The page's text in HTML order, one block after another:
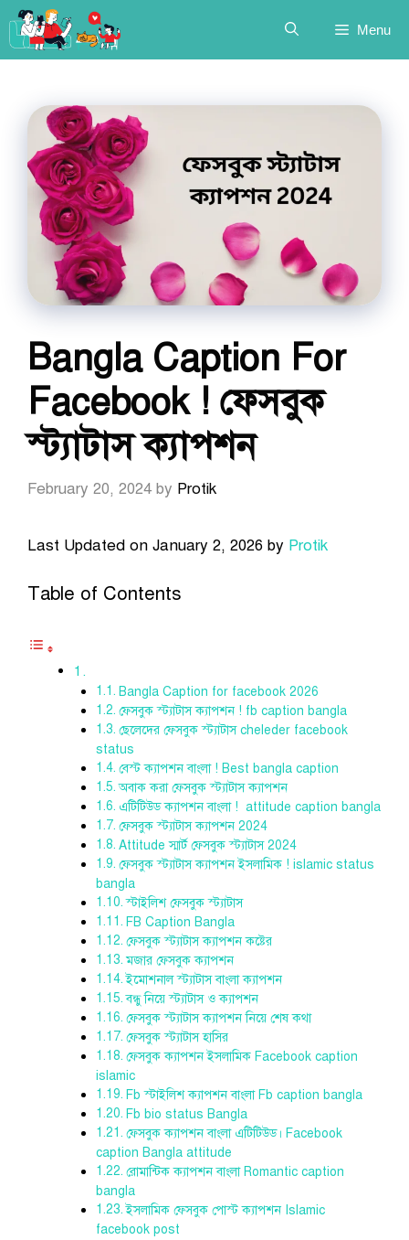
Skip
content
Menu
Bangla Caption For
Facebook ! ফেসবুক
স্ট্যাটাস ক্যাপশন
February 20, 2024 by Protik
Last Updated on January 2, 2026 by Protik
Table of Contents
Bangla Caption for facebook 2026
ফেসবুক স্ট্যাটাস ক্যাপশন ! fb caption bangla
ছেলেদের ফেসবুক স্ট্যাটাস cheleder facebook
status
বেস্ট ক্যাপশন বাংলা ! Best bangla caption
অবাক করা ফেসবুক স্ট্যাটাস ক্যাপশন
এটিটিউড ক্যাপশন বাংলা ! attitude caption bangla
ফেসবুক স্ট্যাটাস ক্যাপশন 2024
Attitude স্মার্ট ফেসবুক স্ট্যাটাস 2024
ফেসবুক স্ট্যাটাস ক্যাপশন ইসলামিক ! islamic status
bangla
স্টাইলিশ ফেসবুক স্ট্যাটাস
FB Caption Bangla
ফেসবুক স্ট্যাটাস ক্যাপশন কষ্টের
মজার ফেসবুক ক্যাপশন
ইমোশনাল স্ট্যাটাস বাংলা ক্যাপশন
বন্ধু নিয়ে স্ট্যাটাস ও ক্যাপশন
ফেসবুক স্ট্যাটাস ক্যাপশন নিয়ে শেষ কথা
ফেসবুক স্ট্যাটাস হাসির
ফেসবুক ক্যাপশন ইসলামিক Facebook caption
islamic
Fb স্টাইলিশ ক্যাপশন বাংলা Fb caption bangla
Fb bio status Bangla
ফেসবুক ক্যাপশন বাংলা এটিটিউড। Facebook
caption Bangla attitude
রোমান্টিক ক্যাপশন বাংলা Romantic caption
bangla
ইসলামিক ফেসবুক পোস্ট ক্যাপশন Islamic
facebook post